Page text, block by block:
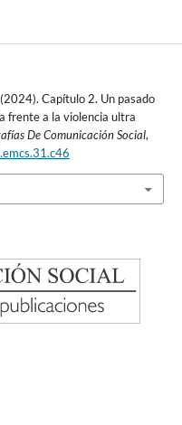
Capítulo 2. Un pasado
frente a la violencia ultra
De Comunicación Social,